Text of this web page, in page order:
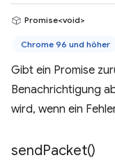
Promise<void>
Chrome 96 und höher
Gibt ein Promise
Benachrichtigung
wird, wenn ein
sendPacket()